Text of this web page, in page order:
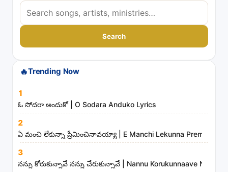
S
e
a
r
h
o
n
g
s
,
a
Search
🔥Trending Now
1
ఓ సోదరా అందుకో | O Sodara Anduko Lyrics
2
ఏ మంచి లేకున్నా ప్రేమించినావయ్యా | E Manchi Lekunna
3
నన్ను కోరుకున్నావే నన్ను చేరుకున్నావే | Nannu Korukunnaave Nannu